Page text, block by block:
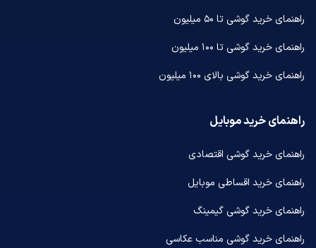
راهنمای خرید گوشی تا ۵۰ میلیون
راهنمای خرید گوشی تا ۱۰۰ میلیون
راهنمای خرید گوشی بالای ۱۰۰ میلیون
راهنمای خرید موبایل
راهنمای خرید گوشی اقتصادی
راهنمای خرید اقساطی موبایل
راهنمای خرید گوشی گیمینگ
راهنمای خرید گوشی مناسب عکاسی